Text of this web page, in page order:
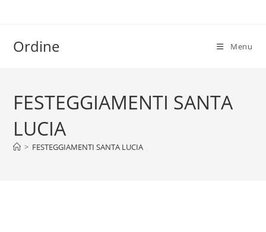
Ordine Menu
FESTEGGIAMENTI SANTA
LUCIA
> FESTEGGIAMENTI SANTA LUCIA